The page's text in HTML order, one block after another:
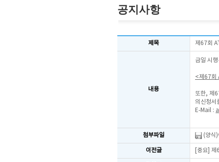
공지사항
제목 제67회
내용
금일 시
<제67회
또한, 제
의신청서
E-Mail :
첨부파일 (양식
이전글 [중요]